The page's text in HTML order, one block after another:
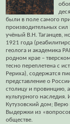
были в поле самого
производительных
учёный В.Н. Таганцев,
1921 года
геолога и академика
родном крае –
тесно переплетена с
Рериха), содержатся
представление о
столицу и провинцию,
культурного
Кутузовский дом; Верю
Выдержки из
обществе.